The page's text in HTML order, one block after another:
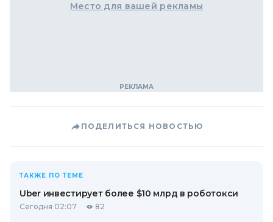
Место для вашей рекламы
ПОДЕЛИТЬСЯ НОВОСТЬЮ
ТАКЖЕ ПО ТЕМЕ
Uber инвестирует более $10 млрд в роботокси
Сегодня 02:07 82